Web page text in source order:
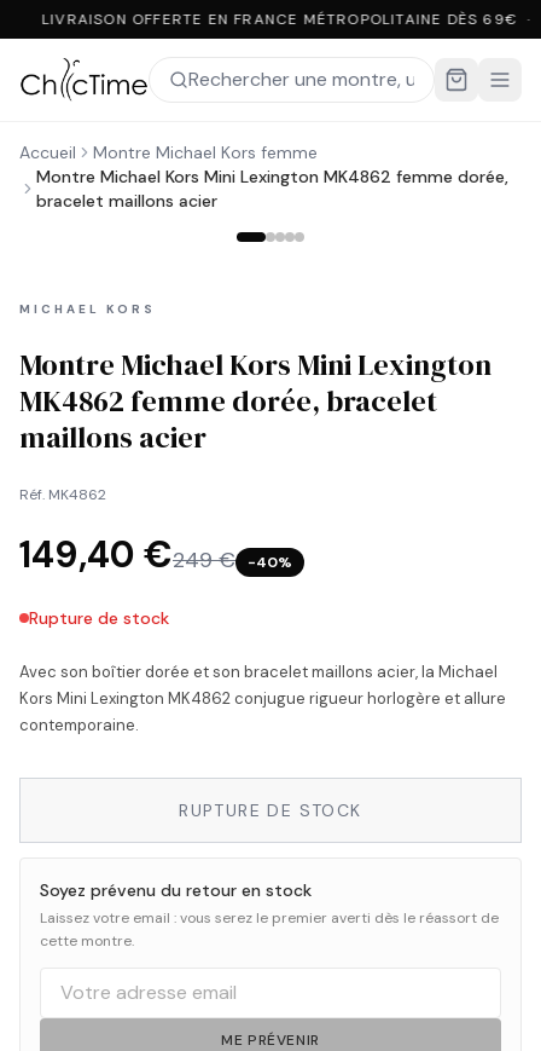
LIVRAISON OFFERTE EN FRANCE MÉTROPOLITAINE DÈS 69€
Accueil
Montre Michael Kors femme
Montre Michael Kors Mini Lexington MK4862 femme dorée,
bracelet maillons acier
MICHAEL KORS
Montre Michael Kors Mini Lexington
MK4862 femme dorée, bracelet
maillons acier
Réf. MK4862
149,40 €249 € −40%
Rupture de stock
Avec son boîtier dorée et son bracelet maillons acier, la Michael
Kors Mini Lexington MK4862 conjugue rigueur horlogère et allure
contemporaine.
RUPTURE DE STOCK
Soyez prévenu du retour en stock
Laissez votre email : vous serez le premier averti dès le réassort de
cette montre.
ME PRÉVENIR